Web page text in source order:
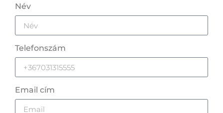
Név
Telefonszám
Email cím